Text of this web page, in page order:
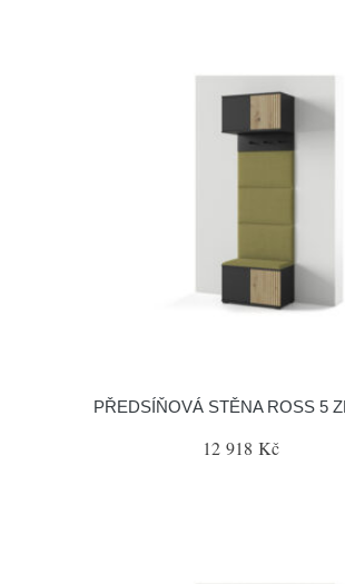
PŘEDSÍŇOVÁ STĚNA ROSS 5
12 918 Kč